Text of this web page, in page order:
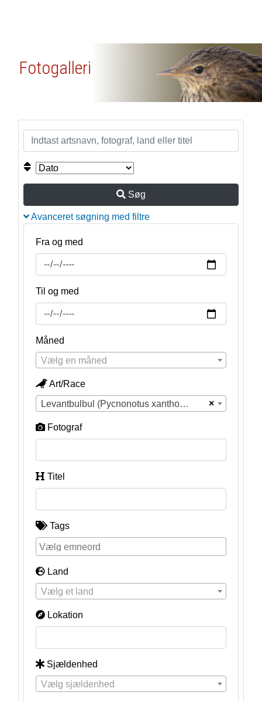
Fotogalleri
Søg
Avanceret søgning med filtre
Fra og med
Til og med
Måned
Vælg en måned
Art/Race
×
Levantbulbul (Pycnonotus xanthopygos)
Fotograf
Titel
Tags
Land
Vælg et land
Lokation
Sjældenhed
Vælg sjældenhed